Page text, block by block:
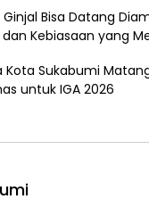
Ginjal Bisa Datang
Kebiasaan yang
Kota Sukabumi
untuk IGA 2026